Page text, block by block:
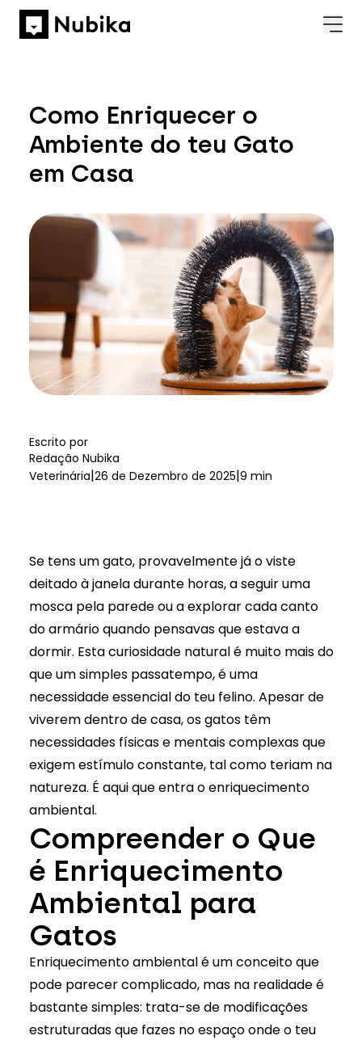
Como Enriquecer o
Ambiente do teu Gato
em Casa
Escrito por
Redação Nubika
Veterinária|26 de Dezembro de 2025|9 min
Se tens um gato, provavelmente já o viste
deitado à janela durante horas, a seguir uma
mosca pela parede ou a explorar cada canto
do armário quando pensavas que estava a
dormir. Esta curiosidade natural é muito mais do
que um simples passatempo, é uma
necessidade essencial do teu felino. Apesar de
viverem dentro de casa, os gatos têm
necessidades físicas e mentais complexas que
exigem estímulo constante, tal como teriam na
natureza. É aqui que entra o enriquecimento
ambiental.
Compreender o Que
é Enriquecimento
Ambiental para
Gatos
Enriquecimento ambiental é um conceito que
pode parecer complicado, mas na realidade é
bastante simples: trata-se de modificações
estruturadas que fazes no espaço onde o teu